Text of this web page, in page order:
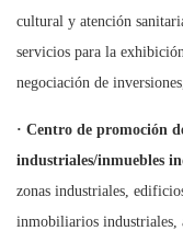
cultural y atención
servicios para la
negociación de
· Centro de promoción
industriales/inmuebles
zonas industriales,
inmobiliarios industriales,